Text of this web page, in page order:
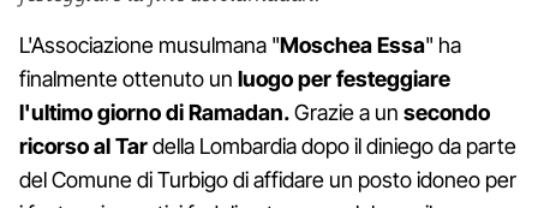
L'Associazione musulmana "Moschea Essa" ha
finalmente ottenuto un luogo per festeggiare
l'ultimo giorno di Ramadan.Grazie a un secondo
ricorso al Tardella Lombardia dopo il diniego da parte
del Comune di Turbigo di affidare un posto idoneo per